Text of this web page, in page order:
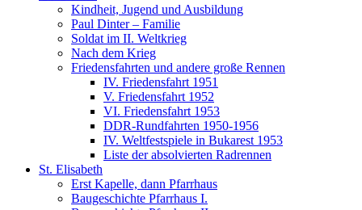
Kindheit, Jugend und Ausbildung
Paul Dinter – Familie
Soldat im II. Weltkrieg
Nach dem Krieg
Friedensfahrten und andere große Rennen
IV. Friedensfahrt 1951
V. Friedensfahrt 1952
VI. Friedensfahrt 1953
DDR-Rundfahrten 1950-1956
IV. Weltfestspiele in Bukarest 1953
Liste der absolvierten Radrennen
St. Elisabeth
Erst Kapelle, dann Pfarrhaus
Baugeschichte Pfarrhaus I.